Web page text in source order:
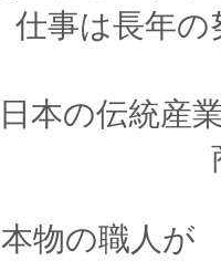
仕事は長年
日本の伝統産
本物の職人が